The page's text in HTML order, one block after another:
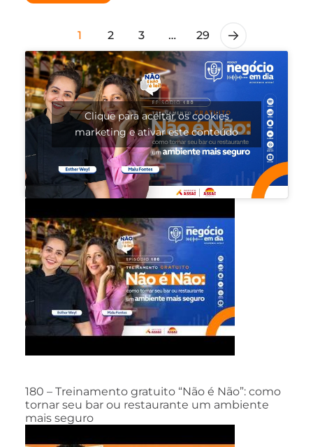
1 2 3 … 29
Clique para aceitar os cookies
marketing e ativar este conteúdo
180 – Treinamento gratuito “Não é Não”: como
tornar seu bar ou restaurante um ambiente
mais seguro